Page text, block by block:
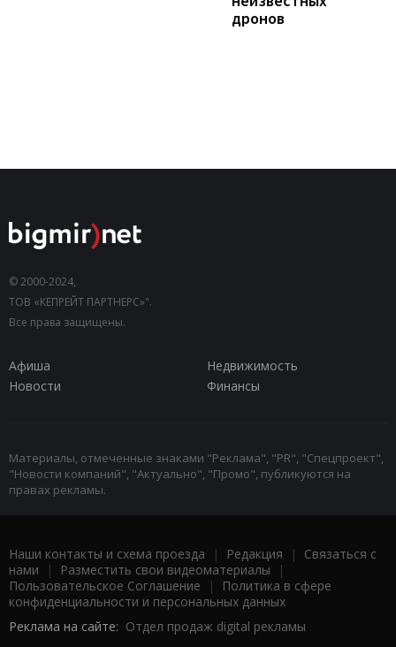
дронов
© 2000-2024,
ТОВ «КЕПРЕЙТ ПАРТНЕРС»".
Все права защищены.
Афиша
Недвижимость
Новости
Финансы
Материалы, отмеченные знаками "Реклама", "PR", "Спецпроект",
"Новости компаний", "Актуально", "Промо", публикуются на
правах рекламы.
Наши контакты и схема проезда | Редакция | Связаться с
нами | Разместить свои видеоматериалы |
Пользовательское Соглашение |
Политика в сфере
конфиденциальности и персональных данных
Реклама на сайте: Отдел продаж digital рекламы